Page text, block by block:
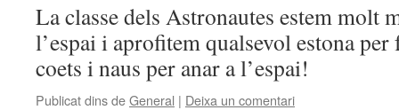
La classe dels Astronautes estem molt
l’espai i aprofitem qualsevol estona per
coets i naus per anar a l’espai!
Publicat dins deGeneral | Deixa un comentari